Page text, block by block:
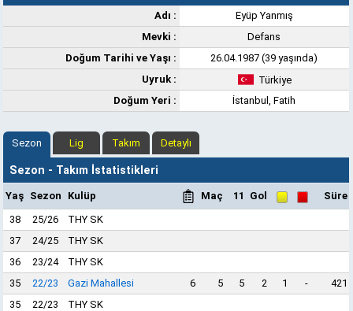
Adı :
Eyüp Yanmış
Mevki :
Defans
Doğum Tarihi ve Yaşı :
26.04.1987 (39 yaşında)
Uyruk :
Türkiye
Doğum Yeri :
İstanbul, Fatih
Sezon Lig Takım Detaylı
Sezon - Takım İstatistikleri
Yaş Sezon Kulüp Maç 11 Gol
Süre
38
25/26
THY SK
37
24/25
THY SK
36
23/24
THY SK
35
22/23 Gazi Mahallesi 6 5 5 2 1 -
421
35
22/23
THY SK